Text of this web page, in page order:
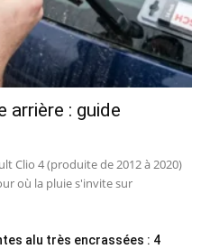
arrière : guide
Clio 4 (produite de 2012 à 2020)
où la pluie s'invite sur
alu très encrassées : 4